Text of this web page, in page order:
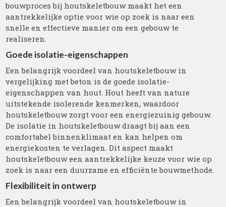
bouwproces bij houtskeletbouw maakt het een
aantrekkelijke optie voor wie op zoek is naar een
snelle en effectieve manier om een gebouw te
realiseren.
Goede isolatie-eigenschappen
Een belangrijk voordeel van houtskeletbouw in
vergelijking met beton is de goede isolatie-
eigenschappen van hout. Hout heeft van nature
uitstekende isolerende kenmerken, waardoor
houtskeletbouw zorgt voor een energiezuinig gebouw.
De isolatie in houtskeletbouw draagt bij aan een
comfortabel binnenklimaat en kan helpen om
energiekosten te verlagen. Dit aspect maakt
houtskeletbouw een aantrekkelijke keuze voor wie op
zoek is naar een duurzame en efficiënte bouwmethode.
Flexibiliteit in ontwerp
Een belangrijk voordeel van houtskeletbouw in